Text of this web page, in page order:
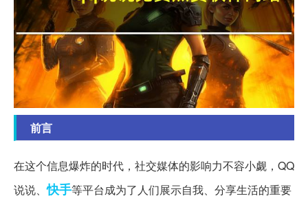
前言
在这个信息爆炸的时代，社交媒体的影响力不容小觑，QQ
说说、快手等平台成为了人们展示自我、分享生活的重要